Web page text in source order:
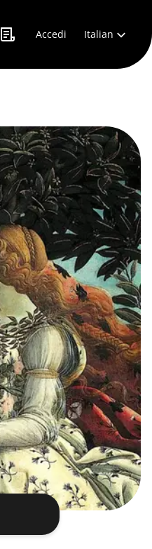
Accedi Italian